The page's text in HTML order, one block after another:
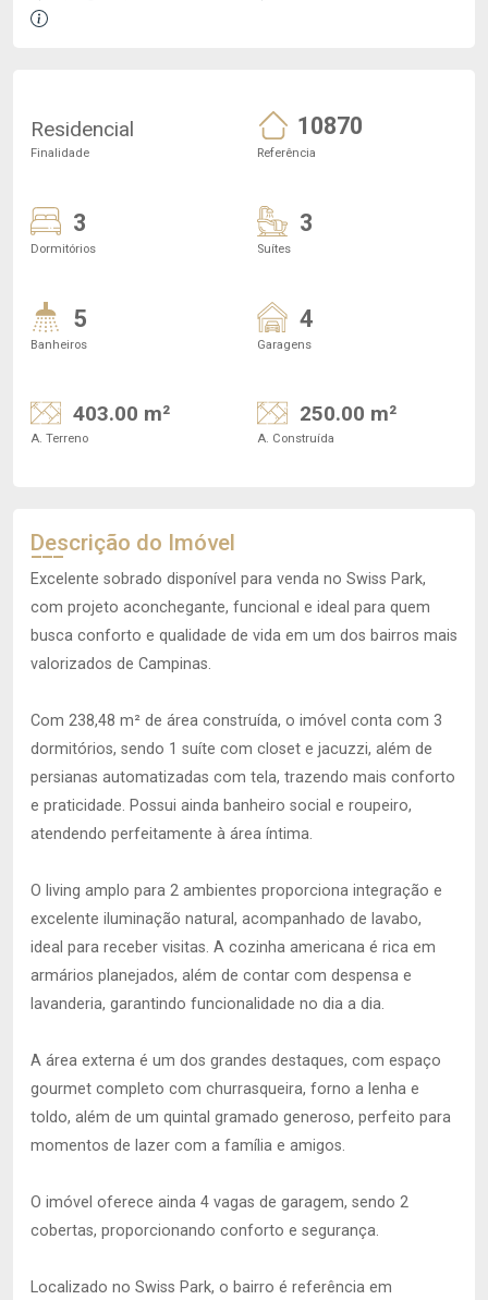
Residencial
Finalidade
10870
Referência
3
Dormitórios
3
Suítes
5
Banheiros
4
Garagens
403.00 m²
A. Terreno
250.00 m²
A. Construída
Descrição do Imóvel
Excelente sobrado disponível para venda no Swiss Park,
com projeto aconchegante, funcional e ideal para quem
busca conforto e qualidade de vida em um dos bairros mais
valorizados de Campinas.
Com 238,48 m² de área construída, o imóvel conta com 3
dormitórios, sendo 1 suíte com closet e jacuzzi, além de
persianas automatizadas com tela, trazendo mais conforto
e praticidade. Possui ainda banheiro social e roupeiro,
atendendo perfeitamente à área íntima.
O living amplo para 2 ambientes proporciona integração e
excelente iluminação natural, acompanhado de lavabo,
ideal para receber visitas. A cozinha americana é rica em
armários planejados, além de contar com despensa e
lavanderia, garantindo funcionalidade no dia a dia.
A área externa é um dos grandes destaques, com espaço
gourmet completo com churrasqueira, forno a lenha e
toldo, além de um quintal gramado generoso, perfeito para
momentos de lazer com a família e amigos.
O imóvel oferece ainda 4 vagas de garagem, sendo 2
cobertas, proporcionando conforto e segurança.
Localizado no Swiss Park, o bairro é referência em